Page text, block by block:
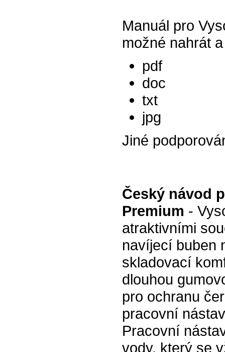
Manuál pro
možné nahrát
pdf
doc
txt
jpg
Jiné
Český návod
Premium -
atraktivními
navíjecí buben
skladovací
dlouhou
pro ochranu
pracovní
Pracovní
vody, který se